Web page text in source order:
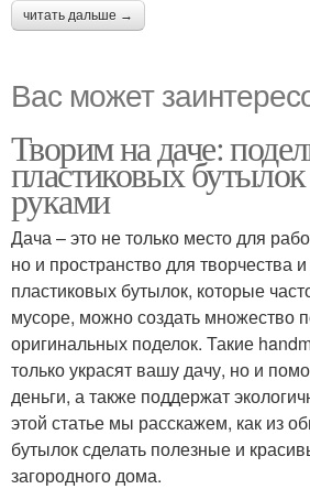
читать дальше →
Вас может
Творим на даче:
пластиковых
руками
Дача – это не только место для
но и пространство для творчества
пластиковых бутылок, которые
мусоре, можно создать множество
оригинальных поделок. Такие
только украсят вашу дачу, но и
деньги, а также поддержат
этой статье мы расскажем, как из
бутылок сделать полезные и
загородного дома.